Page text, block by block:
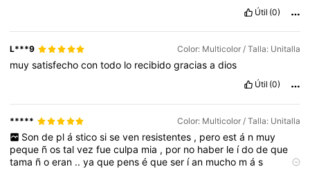
Útil (0)
L***9 Color: Multicolor / Talla: Unitalla
muysatisfechocontodo lo recibidograciasadios
Útil (0)
***** Color: Multicolor / Talla: Unitalla
Son de pl á stico si se ven resistentes , pero est á n muy
peque ñostalvezfueculpa mia , por no haber le ídodeque
tama ñoeran ..yaque penséqueser ían mucho más